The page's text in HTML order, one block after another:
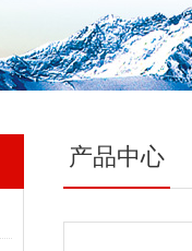
产品中心